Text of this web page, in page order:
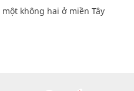
không hai ở miền Tây